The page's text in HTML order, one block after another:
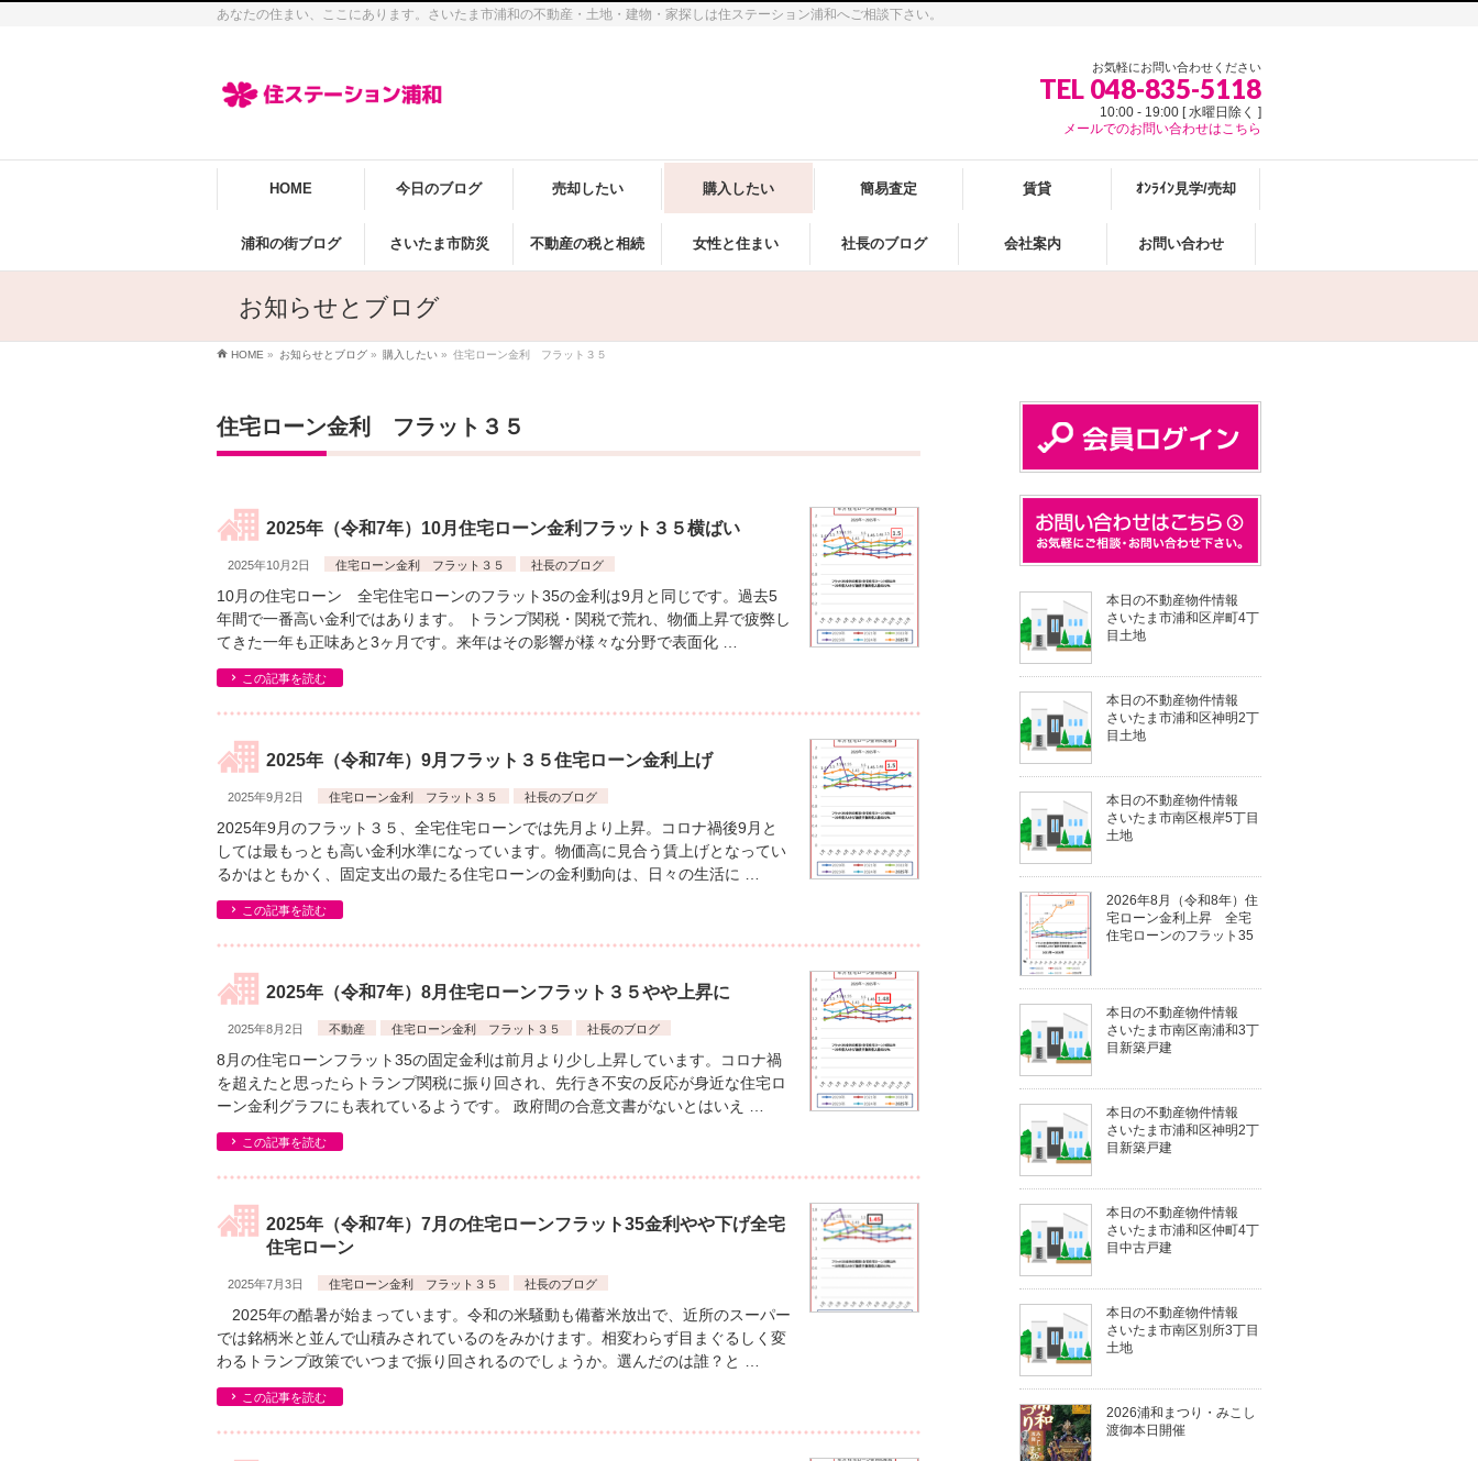
あなたの住まい、ここにあります。さいたま市浦和の不動産・土地・建物・家探しは住ステーション浦和へご相談下さい。
お気軽にお問い合わせください
TEL 048-835-5118
10:00 - 19:00 [ 水曜日除く ]
メールでのお問い合わせはこちら
HOME 今日のブログ 売却したい 購入したい 簡易査定 賃貸 ｵﾝﾗｲﾝ見学/売却
浦和の街ブログ さいたま市防災 不動産の税と相続 女性と住まい 社長のブログ 会社案内 お問い合わせ
お知らせとブログ
HOME » お知らせとブログ » 購入したい » 住宅ローン金利 フラット３５
住宅ローン金利 フラット３５
2025年（令和7年）10月住宅ローン金利フラット３５横ばい
2025年10月2日 住宅ローン金利 フラット３５ 社長のブログ
10月の住宅ローン 全宅住宅ローンのフラット35の金利は9月と同じです。過去5
年間で一番高い金利ではあります。 トランプ関税・関税で荒れ、物価上昇で疲弊し
てきた一年も正味あと3ヶ月です。来年はその影響が様々な分野で表面化 …
この記事を読む
2025年（令和7年）9月フラット３５住宅ローン金利上げ
2025年9月2日 住宅ローン金利 フラット３５ 社長のブログ
2025年9月のフラット３５、全宅住宅ローンでは先月より上昇。コロナ禍後9月と
しては最もっとも高い金利水準になっています。物価高に見合う賃上げとなってい
るかはともかく、固定支出の最たる住宅ローンの金利動向は、日々の生活に …
この記事を読む
2025年（令和7年）8月住宅ローンフラット３５やや上昇に
2025年8月2日 不動産 住宅ローン金利 フラット３５ 社長のブログ
8月の住宅ローンフラット35の固定金利は前月より少し上昇しています。コロナ禍
を超えたと思ったらトランプ関税に振り回され、先行き不安の反応が身近な住宅ロ
ーン金利グラフにも表れているようです。 政府間の合意文書がないとはいえ …
この記事を読む
2025年（令和7年）7月の住宅ローンフラット35金利やや下げ全宅
住宅ローン
2025年7月3日 住宅ローン金利 フラット３５ 社長のブログ
2025年の酷暑が始まっています。令和の米騒動も備蓄米放出で、近所のスーパー
では銘柄米と並んで山積みされているのをみかけます。相変わらず目まぐるしく変
わるトランプ政策でいつまで振り回されるのでしょうか。選んだのは誰？と …
この記事を読む
本日の不動産物件情報
さいたま市浦和区岸町4丁
目土地
本日の不動産物件情報
さいたま市浦和区神明2丁
目土地
本日の不動産物件情報
さいたま市南区根岸5丁目
土地
2026年8月（令和8年）住
宅ローン金利上昇 全宅
住宅ローンのフラット35
本日の不動産物件情報
さいたま市南区南浦和3丁
目新築戸建
本日の不動産物件情報
さいたま市浦和区神明2丁
目新築戸建
本日の不動産物件情報
さいたま市浦和区仲町4丁
目中古戸建
本日の不動産物件情報
さいたま市南区別所3丁目
土地
2026浦和まつり・みこし
渡御本日開催